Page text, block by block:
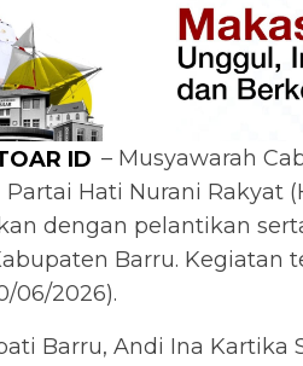
ID – Musyawarah
Partai Hati Nurani Rakyat
dengan pelantikan
Barru. Kegiatan
06/2026).
Barru, Andi Ina